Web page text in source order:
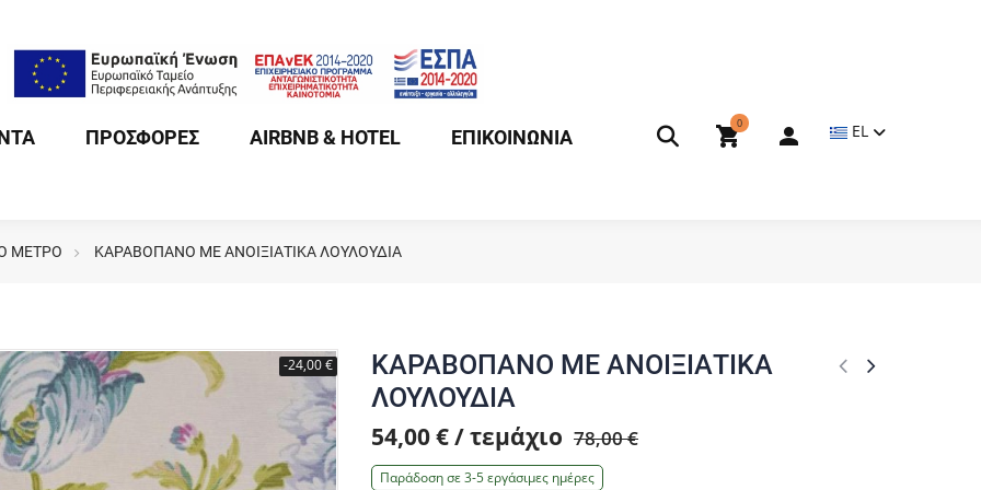
0 EL
ΠΡΟΣΦΟΡΕΣ AIRBNB & HOTEL ΕΠΙΚΟΙΝΩΝΙΑ
ΜΕΤΡΟ ΚΑΡΑΒΟΠΑΝΟ ΜΕ ΑΝΟΙΞΙΑΤΙΚΑ ΛΟΥΛΟΥΔΙΑ
-24,00 €
ΚΑΡΑΒΟΠΑΝΟ ΜΕ ΑΝΟΙΞΙΑΤΙΚΑ
ΛΟΥΛΟΥΔΙΑ
54,00 € / τεμάχιο 78,00 €
Παράδοση σε 3-5 εργάσιμες ημέρες